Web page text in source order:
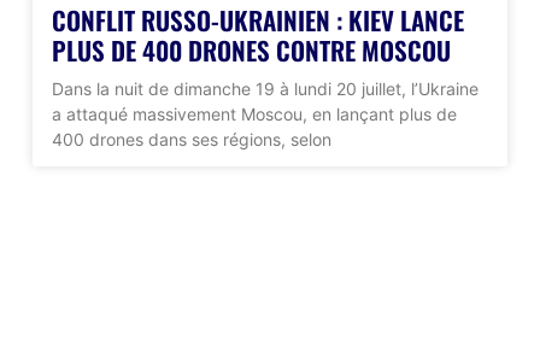
CONFLIT RUSSO-UKRAINIEN : KIEV LANCE
PLUS DE 400 DRONES CONTRE MOSCOU
Dans la nuit de dimanche 19 à lundi 20 juillet, l’Ukraine
a attaqué massivement Moscou, en lançant plus de
400 drones dans ses régions, selon